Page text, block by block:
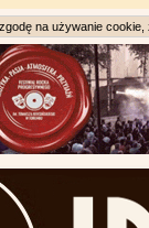
na używanie